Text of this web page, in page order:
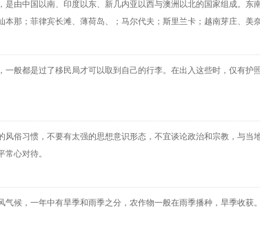
由中国以南、印度以东、新几内亚以西与澳洲以北的国家组成。
那；菲律宾长滩、薄荷岛、；马尔代夫；斯里兰卡；越南芽庄、美
般都是过了移民局才可以取到自己的行李。在出入这些时，仅有
俗习惯，不要有太强的思想意识形态，不宜谈论政治和宗教，与
心对待。
候，一年中有旱季和雨季之分，农作物一般在雨季播种，旱季收